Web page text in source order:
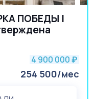
ПОБЕДЫ |
4 900 000 ₽
254 500/мес